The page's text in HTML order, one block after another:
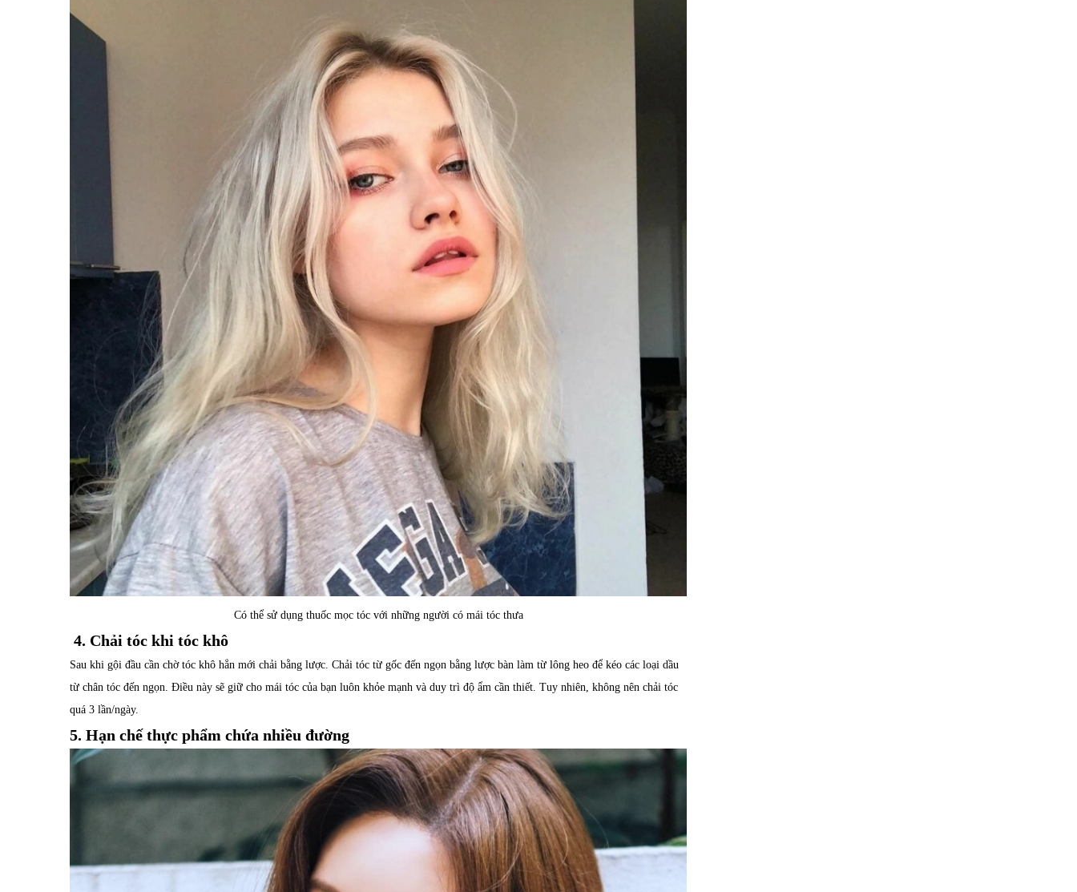
Có thể sử dụng thuốc mọc tóc với những người có mái tóc thưa
4. Chải tóc khi tóc khô
Sau khi gội đầu cần chờ tóc khô hẳn mới chải bằng lược. Chải tóc từ gốc đến ngọn bằng lược bàn làm từ lông heo để kéo các loại dầu
từ chân tóc đến ngọn. Điều này sẽ giữ cho mái tóc của bạn luôn khỏe mạnh và duy trì độ ẩm cần thiết. Tuy nhiên, không nên chải tóc
quá 3 lần/ngày.
5. Hạn chế thực phẩm chứa nhiều đường